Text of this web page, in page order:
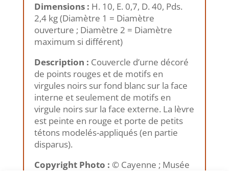
Dimensions : H. 10, E. 0,7, D. 40, Pds.
2,4 kg (Diamètre 1 = Diamètre
ouverture ; Diamètre 2 = Diamètre
maximum si différent)
Description : Couvercle d’urne décoré
de points rouges et de motifs en
virgules noirs sur fond blanc sur la face
interne et seulement de motifs en
virgule noirs sur la face externe. La lèvre
est peinte en rouge et porte de petits
tétons modelés-appliqués (en partie
disparus).
Copyright Photo : © Cayenne ; Musée